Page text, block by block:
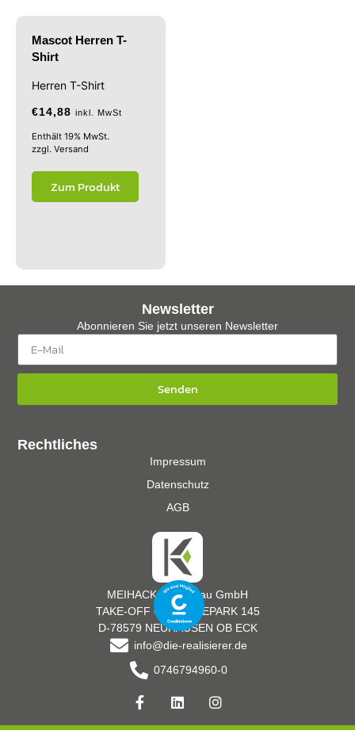
Mascot Herren T-
Shirt
Herren T-Shirt
€14,88 inkl. MwSt
Enthält 19% MwSt.
zzgl. Versand
Zum Produkt
MEIHACK Messebau GmbH
TAKE-OFF GEWERBEPARK 145
D-78579 NEUHAUSEN OB ECK
info@die-realisierer.de
0746794960-0
Rechtliches
Impressum
Datenschutz
AGB
Newsletter
Abonnieren Sie jetzt unseren Newsletter
Senden